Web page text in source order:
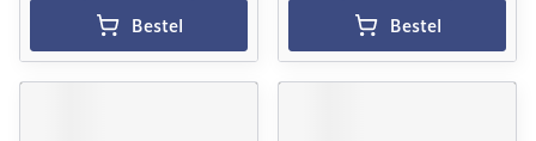
Bestel Bestel